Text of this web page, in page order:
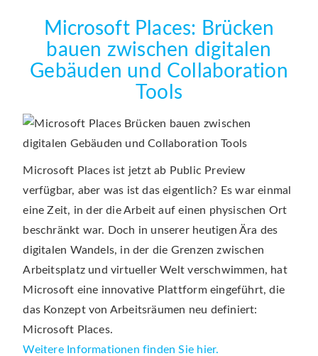
Microsoft Places: Brücken
bauen zwischen digitalen
Gebäuden und Collaboration
Tools
Microsoft Places ist jetzt ab Public Preview
verfügbar, aber was ist das eigentlich? Es war einmal
eine Zeit, in der die Arbeit auf einen physischen Ort
beschränkt war. Doch in unserer heutigen Ära des
digitalen Wandels, in der die Grenzen zwischen
Arbeitsplatz und virtueller Welt verschwimmen, hat
Microsoft eine innovative Plattform eingeführt, die
das Konzept von Arbeitsräumen neu definiert:
Microsoft Places.
Weitere Informationen finden Sie hier.